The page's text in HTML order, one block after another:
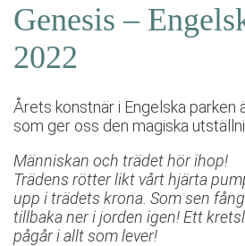
Genesis –
2022
Årets konstnär i Engelska parken
som ger oss den magiska
Människan och trädet hör ihop!
Trädens rötter likt vårt hjärta
upp i trädets krona. Som sen
tillbaka ner i jorden igen! Ett
pågår i allt som lever!